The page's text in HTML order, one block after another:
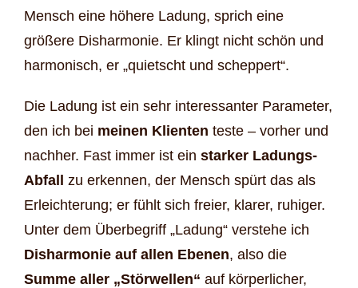
Mensch eine höhere Ladung, sprich eine
größere Disharmonie. Er klingt nicht schön und
harmonisch, er „quietscht und scheppert“.
Die Ladung ist ein sehr interessanter Parameter,
den ich bei meinen Klienten teste – vorher und
nachher. Fast immer ist ein starker Ladungs-
Abfall zu erkennen, der Mensch spürt das als
Erleichterung; er fühlt sich freier, klarer, ruhiger.
Unter dem Überbegriff „Ladung“ verstehe ich
Disharmonie auf allen Ebenen, also die
Summe aller „Störwellen“ auf körperlicher,